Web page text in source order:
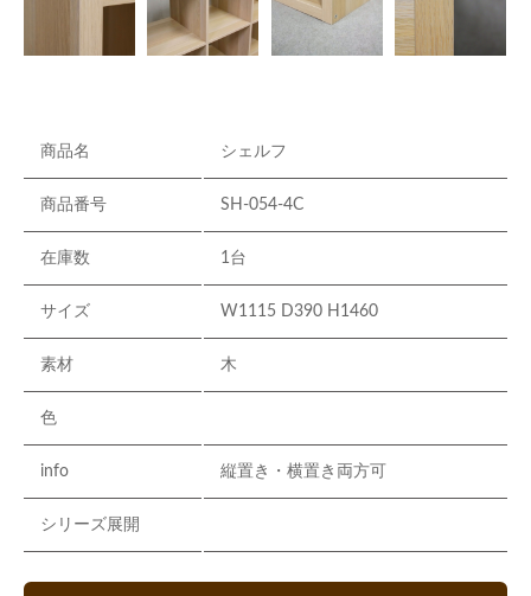
商品名 シェルフ
商品番号 SH-054-4C
在庫数 1台
サイズ W1115 D390 H1460
素材 木
色
info 縦置き・横置き両方可
シリーズ展開